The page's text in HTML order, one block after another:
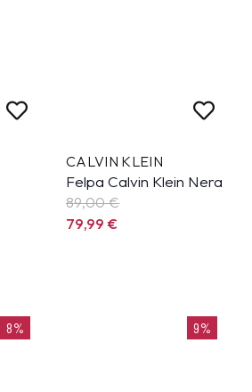
CALVIN KLEIN
Felpa Calvin Klein Nera
89,00 €
79,99€
8% 9%